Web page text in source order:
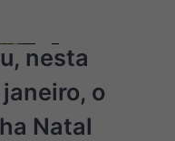
nesta
o
Natal